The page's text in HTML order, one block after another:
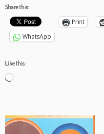
Share this:
Print
WhatsApp
Like this:
Loading…